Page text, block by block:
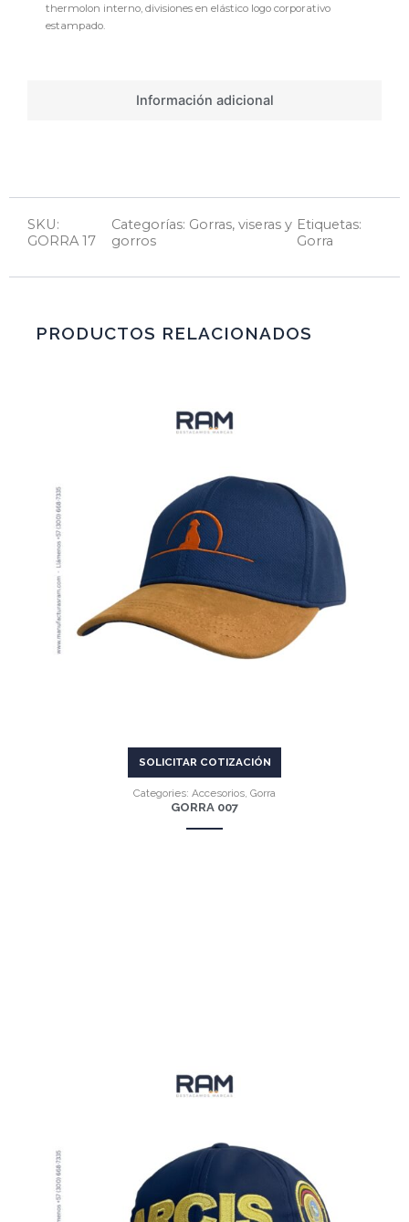
Información adicional
thermolon interno, divisiones en elástico logo corporativo
estampado.
SKU:
GORRA 17
Categorías: Gorras, viseras y
gorros
Etiquetas:
Gorra
PRODUCTOS RELACIONADOS
VER MÁS
SOLICITAR COTIZACIÓN
Categories: Accesorios Gorra
GORRA 007